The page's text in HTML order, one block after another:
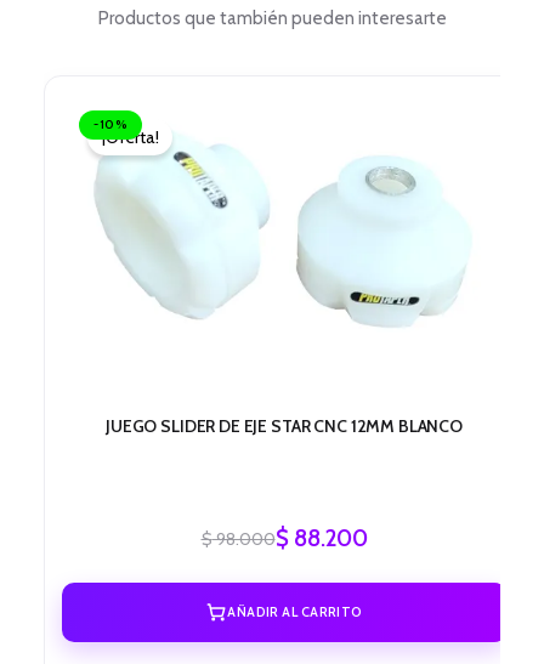
Productos que también pueden interesarte
-10%
¡Oferta!
JUEGO SLIDER DE EJE STAR CNC 12MM BLANCO
$98.000
$ 98.000.
$88.200
$ 88.200.
AÑADIR AL CARRITO